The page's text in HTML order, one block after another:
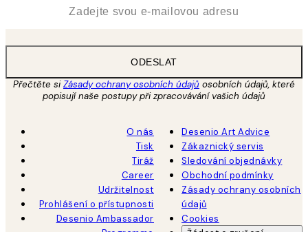
ODESLAT
Přečtěte siZásady ochrany osobních údajů osobních údajů, které
popisují naše postupy při zpracovávání vašich údajů
O nás
Tisk
Tiráž
Career
Udržitelnost
Prohlášení o přístupnosti
Desenio Ambassador
Desenio Art Advice
Zákaznický servis
Sledování objednávky
Obchodní podmínky
Zásady ochrany osobních
údajů
Cookies